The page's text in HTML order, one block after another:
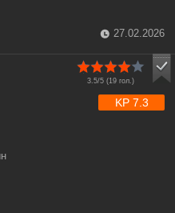
27.02.2026
3.5/5 (19 гол.)
KP 7.3